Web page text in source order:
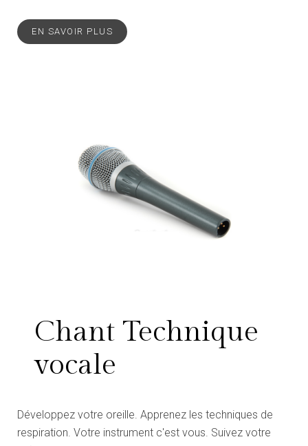
EN SAVOIR PLUS
Chant Technique
vocale
Développez votre oreille. Apprenez les techniques de
respiration. Votre instrument c'est vous. Suivez votre